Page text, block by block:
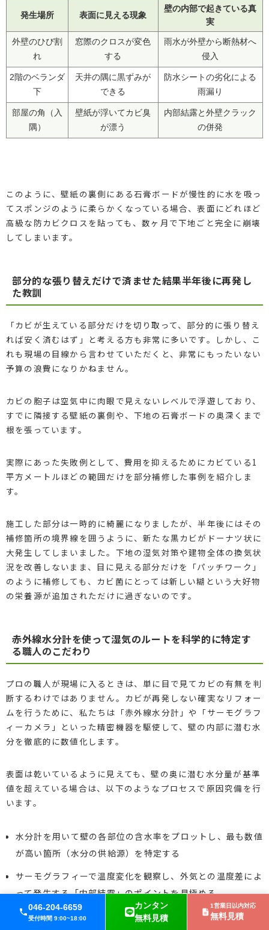
046-204-6659
受付時間 9:00~18:00
カンタン
無料見積
1営業日以内対応
無料見積
発生場所 表面に見える現象
壁の内部で起きている真
実
外壁のひび割
れ
窓際のクロスが変色
する
雨水が外壁から断熱材へ
侵入
2階のベランダ
下
天井の隅に黒ずみが
できる
防水シートの劣化による
雨漏り
部屋の角（入
隅）
壁紙が浮いてカビ臭
が漂う
内部結露と外壁クラック
の併発
このように、壁紙の裏側にある石膏ボードが慢性的に水を吸っ
てスポンジのように柔らかくなっている場合、表面にどれほど
高級な防カビクロスを貼っても、数ヶ月で下地ごと完全に崩壊
してしまいます。
部分的な張り替えだけで済ませた結果半年後に再発し
た教訓
「カビが生えている部分だけを切り取って、部分的に張り替え
れば安く済むはず」と考える方も非常に多いです。しかし、こ
れも現場の目線から言わせていただくと、非常にもったいない
予算の浪費になりかねません。
カビの胞子は空気中に肉眼で見えないレベルで浮遊しており、
すでに隣接する壁紙の裏側や、下地の石膏ボードの奥深くまで
根を張っています。
実際にあった失敗例として、費用を抑えるためにカビている1
平方メートルほどの範囲だけを部分補修した事例を紹介しま
す。
施工した部分は一時的に綺麗になりましたが、半年後にはその
補修箇所の境界線を囲うように、新たな黒カビがドーナツ状に
大発生してしまいました。下地の湿気対策や建物全体の換気状
況を改善しないまま、目に見える部分だけを「パッチワーク」
のように補修しても、カビ菌にとっては新しい糊という大好物
の栄養源が追加されただけに過ぎないのです。
赤外線水分計を使って湿気のルートを科学的に特定す
る職人のこだわり
プロの職人が現場に入るときは、単に目で見てカビの有無を判
断するわけではありません。カビが再発しない確実なリフォー
ムを行うために、私たちは「赤外線水分計」や「サーモグラフ
ィーカメラ」といった精密機器を駆使して、壁の内部に潜む水
分を徹底的に数値化します。
表面は乾いているように見えても、壁の奥に潜む水分量が基準
値を超えている場合は、以下のようなプロセスで原因究備を行
います。
水分計を用いて壁の各部位の含水率をプロットし、最も数値
が高い箇所（水分の供給源）を特定する
サーモグラフィーで温度変化を観察し、外気との温度差によ
って発生する「内部結露」のポイントを見極める
外壁クラックや屋根からの雨漏りルートを特定し、内装工事